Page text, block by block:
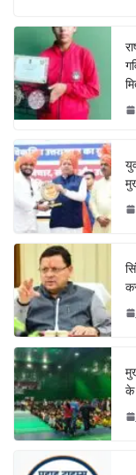
b
o
o
k
A
p
p
के